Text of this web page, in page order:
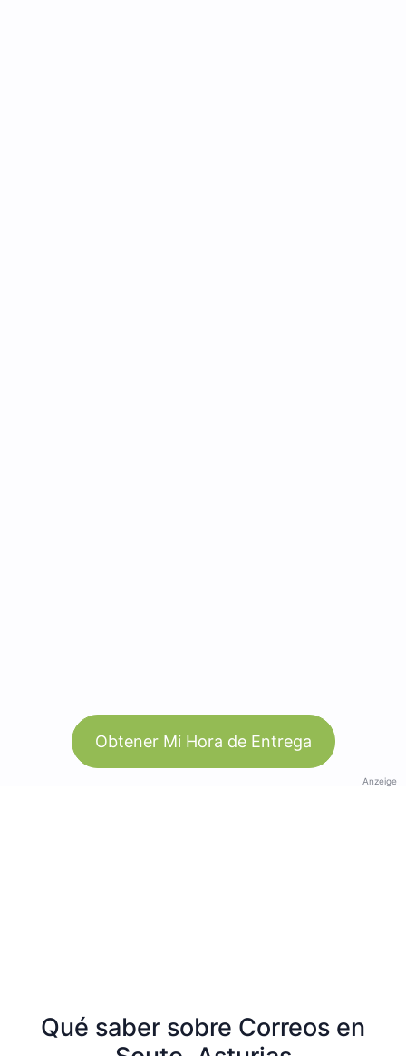
Obtener Mi Hora de Entrega
Anzeige
Qué saber sobre Correos en